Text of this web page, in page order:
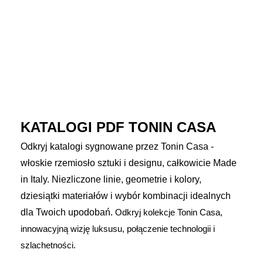
KATALOGI PDF TONIN CASA
Odkryj katalogi sygnowane przez Tonin Casa -
włoskie rzemiosło sztuki i designu, całkowicie Made
in Italy. Niezliczone linie, geometrie i kolory,
dziesiątki materiałów i wybór kombinacji idealnych
dla Twoich upodobań. Odkryj kolekcje Tonin Casa,
innowacyjną wizję luksusu, połączenie technologii i
szlachetności.